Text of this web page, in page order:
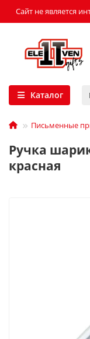
Сайт не является
Каталог
Письменные
Ручка
красная